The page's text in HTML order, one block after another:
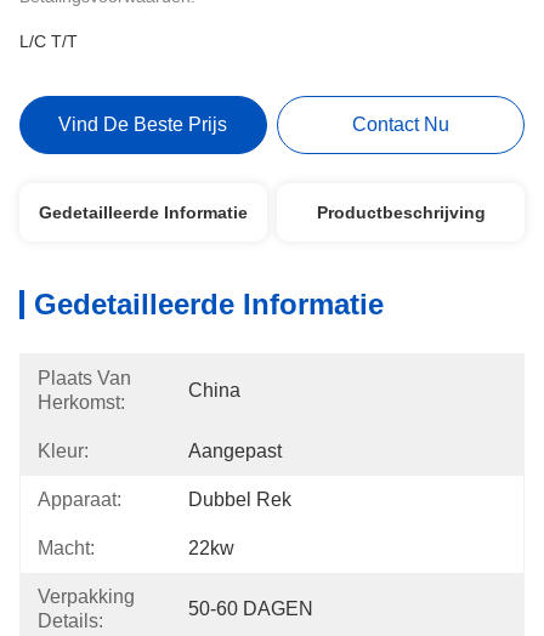
L/C T/T
Vind De Beste Prijs Contact Nu
Gedetailleerde Informatie Productbeschrijving
Gedetailleerde Informatie
Plaats Van
Herkomst:
China
Kleur: Aangepast
Apparaat: Dubbel Rek
Macht: 22kw
Verpakking
Details:
50-60 DAGEN